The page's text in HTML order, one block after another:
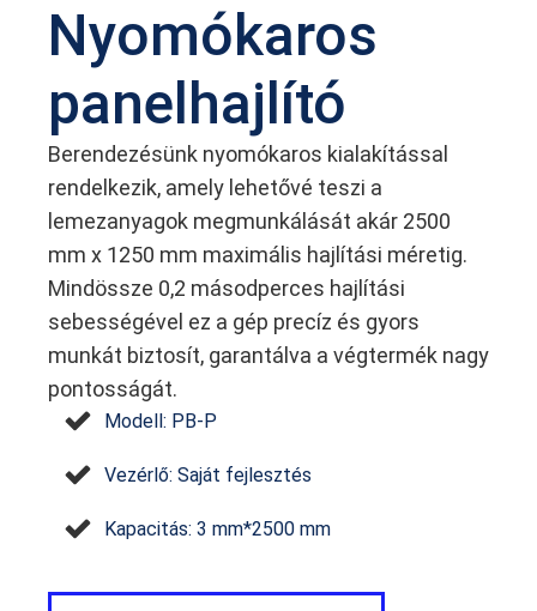
Nyomókaros
panelhajlító
Berendezésünk nyomókaros kialakítással
rendelkezik, amely lehetővé teszi a
lemezanyagok megmunkálását akár 2500
mm x 1250 mm maximális hajlítási méretig.
Mindössze 0,2 másodperces hajlítási
sebességével ez a gép precíz és gyors
munkát biztosít, garantálva a végtermék nagy
pontosságát.
Modell: PB-P
Vezérlő: Saját fejlesztés
Kapacitás: 3 mm*2500 mm